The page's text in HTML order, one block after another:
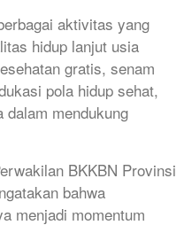
aktivitas yang
hidup lanjut usia
gratis, senam
pola hidup sehat,
dalam mendukung
BKKBN Provinsi
bahwa
menjadi momentum